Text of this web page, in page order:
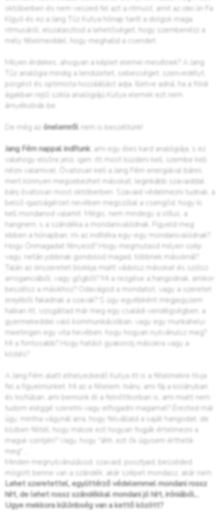
októberben és nem veszed fel azt a ritmust, amit az idei Jin Fa
Kígyó és ez a Jang Tűz Kutya hónap tanít a dolgok maga
ritmusáról, elszalasztod a lehetőséget, hogy szembenézz a
mély félelmeiddel, hogy meghalld a csendet.
Milyen érdekes, ahogyan a képlet elemei mesélnek? A Jang
Tűz analógia mindig a lendületet, sebességet, szenvedélyt,
pörgést és optimista hozzáállást adja. Illetve adná, ha a földi
ágakban rejlő szikla analógiájú Kutya elemek ezt nem
árnyékolnák be.
De még az önelemről nem is beszéltünk!
Jang Fém nappal indítunk , ami egy éles kard analógiája, s ez
valahogy elsőre jelzi, igen, itt most küzdeni kell, szembe kell
nézni valamivel. Óvatosan kell a Jang Fém energiával bánni,
mert könnyen megsebezhet másokat, leginkább szavaiddal
bánj óvatosan most októberben. Szavaid védelmezni tudnak, a
belső igazságérzet nevében megszólal a csengőd, hogy ki
kell mondanod valamit. Mégis, nem mindegy a stílus, a
hangnem, s a szándéka a mondanivalódnak. Figyeld meg
ebben a hónapban, mi az indítéka egy-egy mondanivalódnak?
Hogy Önmagadat fényezd? Hogy megmutasd milyen szép
vagy, netán jobbnak gondolod magad, többnek másoknál?
Talán az önszeretet blokkja miatt vádolsz másokat és szólsz
arroganciából, vagy gőgből? Mi a rezgése a hangodnak, amikor
beszélsz a másikhoz? Odavágod a mondatot, vagy a szeretet
erejéből fakadnak a szavak? S úgy egyébként megjegyzem
halkan itt, vizsgáltad már meg egy családi vendégségben, a
gyermekeddel való kommunikációban, vagy egy munkahelyi
meetingen egy vita hevében, hogy hogyan nyilvánulsz meg?
Mi a fontosabb? Hogy hatást gyakorolj másokra vagy a
közlés?
A Jang Fém alatt elhelyezkedő Kutya itt is a félelmekre hívja
fel a figyelmünket. Mi az a félelem, hiány, ami fáj a kislányban
és kisfiúban, ami bennünk él a felnőttkorban is, ami miatt nem
tudom eléggé szeretni vagy elfogadni magamat? Érezted már
úgy, mintha vágynál arra, hogy felvállald a saját hangodat, de
közben féltél, hogy mások ezt hogyan fogják értelmezni a
maguk szintjén? Vagy, hogy "áhh, ezt ők úgysem érthetik
meg"....
Minden megnyilvánulásod, szavaid, posztjaid, beszéded
mögött benne van a szándék, akár szépet mondasz, akár nem.
Lehet szeretettel, együttérző védelemmel mondani rossz
hírt, de lehet rossz szándékkal mondani jó hírt, iróniából...
Ugye mekkora különbség van a kettő között?